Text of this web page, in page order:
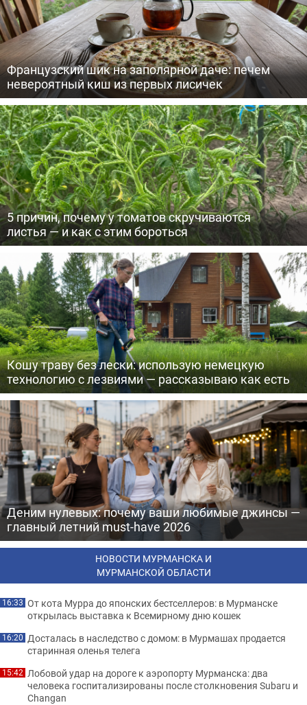
Французский шик на заполярной даче: печем
невероятный киш из первых лисичек
5 причин, почему у томатов скручиваются
листья — и как с этим бороться
Кошу траву без лески: использую немецкую
технологию с лезвиями — рассказываю как есть
Деним нулевых: почему ваши любимые джинсы —
главный летний must-have 2026
НОВОСТИ МУРМАНСКА И
МУРМАНСКОЙ ОБЛАСТИ
16:33 От кота Мурра до японских бестселлеров: в Мурманске
открылась выставка к Всемирному дню кошек
16:20 Досталась в наследство с домом: в Мурмашах продается
старинная оленья телега
15:42 Лобовой удар на дороге к аэропорту Мурманска: два
человека госпитализированы после столкновения Subaru и
Changan